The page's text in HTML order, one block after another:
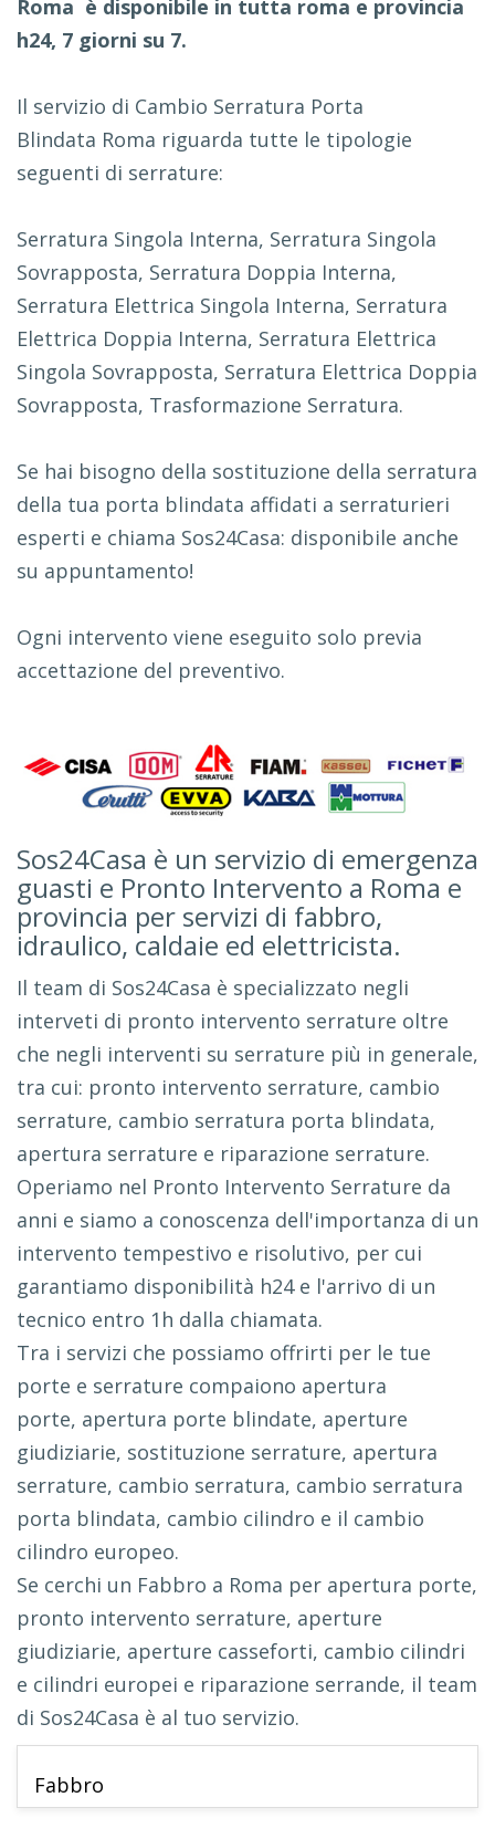
Roma è disponibile in tutta roma e provincia
h24, 7 giorni su 7.
Il servizio di Cambio Serratura Porta
Blindata Roma riguarda tutte le tipologie
seguenti di serrature:
Serratura Singola Interna, Serratura Singola
Sovrapposta, Serratura Doppia Interna,
Serratura Elettrica Singola Interna, Serratura
Elettrica Doppia Interna, Serratura Elettrica
Singola Sovrapposta, Serratura Elettrica Doppia
Sovrapposta, Trasformazione Serratura.
Se hai bisogno della sostituzione della serratura
della tua porta blindata affidati a serraturieri
esperti e chiama Sos24Casa: disponibile anche
su appuntamento!
Ogni intervento viene eseguito solo previa
accettazione del preventivo.
Sos24Casa è un servizio di emergenza
guasti e Pronto Intervento a Roma e
provincia per servizi di fabbro,
idraulico, caldaie ed elettricista.
Il team di Sos24Casa è specializzato negli
interveti di pronto intervento serrature oltre
che negli interventi su serrature più in generale,
tra cui: pronto intervento serrature, cambio
serrature, cambio serratura porta blindata,
apertura serrature e riparazione serrature.
Operiamo nel Pronto Intervento Serrature da
anni e siamo a conoscenza dell'importanza di un
intervento tempestivo e risolutivo, per cui
garantiamo disponibilità h24 e l'arrivo di un
tecnico entro 1h dalla chiamata.
Tra i servizi che possiamo offrirti per le tue
porte e serrature compaiono apertura
porte, apertura porte blindate, aperture
giudiziarie, sostituzione serrature, apertura
serrature, cambio serratura, cambio serratura
porta blindata, cambio cilindro e il cambio
cilindro europeo.
Se cerchi un Fabbro a Roma per apertura porte,
pronto intervento serrature, aperture
giudiziarie, aperture casseforti, cambio cilindri
e cilindri europei e riparazione serrande, il team
di Sos24Casa è al tuo servizio.
Fabbro